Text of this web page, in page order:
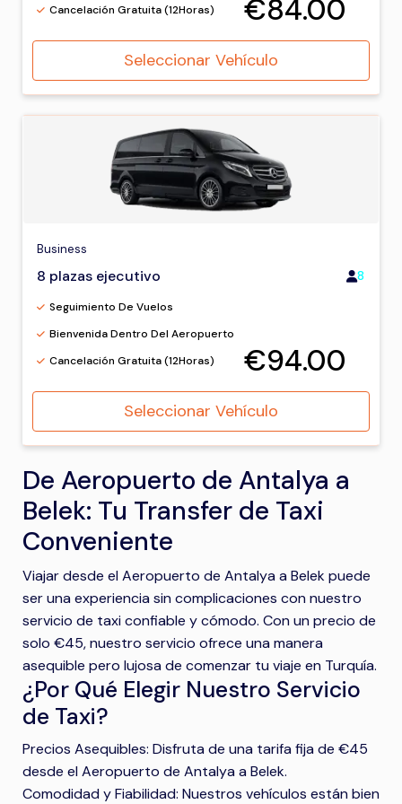
Cancelación Gratuita (12Horas) €84.00
Seleccionar Vehículo
Business
8 plazas ejecutivo 8
Seguimiento De Vuelos
Bienvenida Dentro Del Aeropuerto
Cancelación Gratuita (12Horas)
€94.00
Seleccionar Vehículo
De Aeropuerto de Antalya a
Belek: Tu Transfer de Taxi
Conveniente
Viajar desde el Aeropuerto de Antalya a Belek puede
ser una experiencia sin complicaciones con nuestro
servicio de taxi confiable y cómodo. Con un precio de
solo €45, nuestro servicio ofrece una manera
asequible pero lujosa de comenzar tu viaje en Turquía.
¿Por Qué Elegir Nuestro Servicio
de Taxi?
Precios Asequibles: Disfruta de una tarifa fija de €45
desde el Aeropuerto de Antalya a Belek.
Comodidad y Fiabilidad: Nuestros vehículos están bien